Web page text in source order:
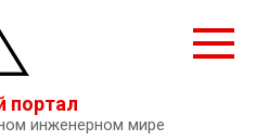
портал
инженерном мире